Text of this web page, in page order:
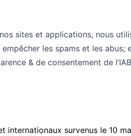
sites et applications, nous
les spams et les
& de consentement de
survenus le 10